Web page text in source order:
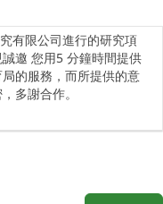
有限公司進行的研究項
邀 您用5 分鐘時間提供
的服務，而所提供的意
多謝合作。